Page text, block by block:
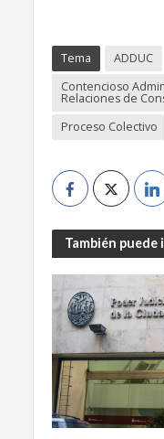
Tema
ADDUC
Contencioso
Relaciones de
Proceso Colectivo
También